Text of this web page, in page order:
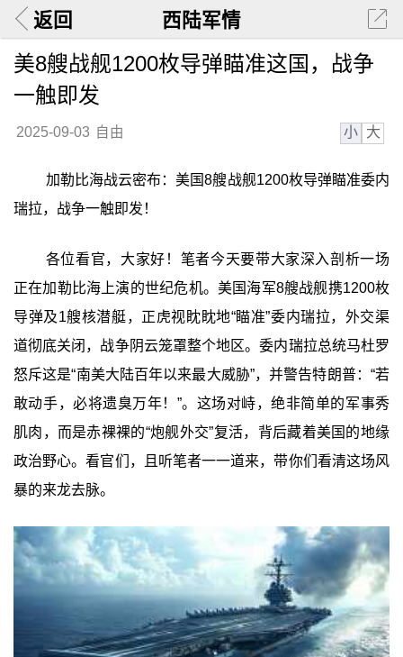
返回 西陆军情
美8艘战舰1200枚导弹瞄准这国，战争
一触即发
2025-09-03 自由 小 大
加勒比海战云密布：美国8艘战舰1200枚导弹瞄准委内
瑞拉，战争一触即发！
各位看官，大家好！笔者今天要带大家深入剖析一场
正在加勒比海上演的世纪危机。美国海军8艘战舰携1200枚
导弹及1艘核潜艇，正虎视眈眈地“瞄准”委内瑞拉，外交渠
道彻底关闭，战争阴云笼罩整个地区。委内瑞拉总统马杜罗
怒斥这是“南美大陆百年以来最大威胁”，并警告特朗普：“若
敢动手，必将遗臭万年！”。这场对峙，绝非简单的军事秀
肌肉，而是赤裸裸的“炮舰外交”复活，背后藏着美国的地缘
政治野心。看官们，且听笔者一一道来，带你们看清这场风
暴的来龙去脉。